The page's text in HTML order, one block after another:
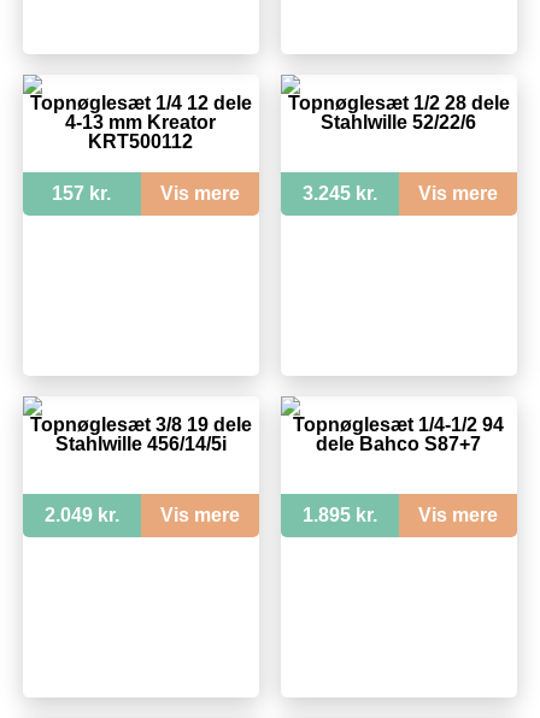
Topnøglesæt 1/4 12 dele
4-13 mm Kreator
KRT500112
157 kr. Vis mere
Topnøglesæt 1/2 28 dele
Stahlwille 52/22/6
3.245 kr. Vis mere
Topnøglesæt 3/8 19 dele
Stahlwille 456/14/5i
2.049 kr. Vis mere
Topnøglesæt 1/4-1/2 94
dele Bahco S87+7
1.895 kr. Vis mere